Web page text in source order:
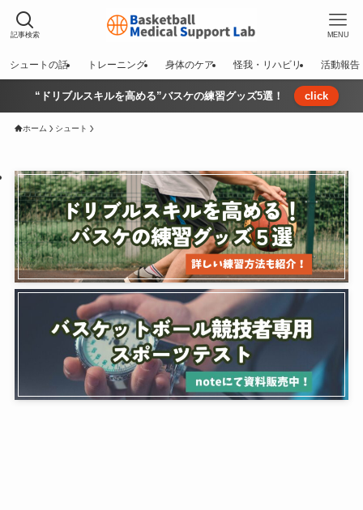
記事検索 MENU
シュートの話 トレーニング 身体のケア 怪我・リハビリ 活動報告
“ドリブルスキルを高める”バスケの練習グッズ5選！ click
ホーム シュート